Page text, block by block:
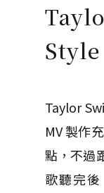
Style
Taylor
MV 製作
點，不過
歌聽完